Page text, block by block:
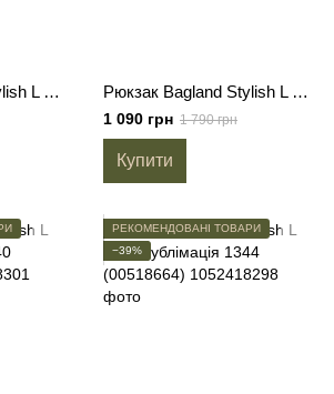
Рюкзак Bagland Stylish L 24 л. чорний 1300 (0051866) Рюкзак Bagland Stylish L 24 л. сублімація 1345 (00518664)
1 090 грн 1 790 грн
Купити
РЕКОМЕНДОВАНІ ТОВАРИ
−39%